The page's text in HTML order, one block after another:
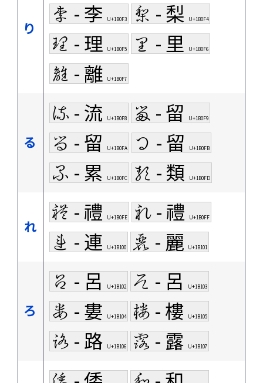
り
𛃳 - 李 U+1B0F3 𛃴 - 梨 U+1B0F4
𛃵 - 理 U+1B0F5 𛃶 - 里 U+1B0F6
𛃷 - 離 U+1B0F7
る
𛃸 - 流 U+1B0F8 𛃹 - 留 U+1B0F9
𛃺 - 留 U+1B0FA 𛃻 - 留 U+1B0FB
𛃼 - 累 U+1B0FC 𛃽 - 類 U+1B0FD
れ
𛃾 - 禮 U+1B0FE 𛃿 - 禮 U+1B0FF
𛄀 - 連 U+1B100 𛄁 - 麗 U+1B101
ろ
𛄂 - 呂 U+1B102 𛄃 - 呂 U+1B103
𛄄 - 婁 U+1B104 𛄅 - 樓 U+1B105
𛄆 - 路 U+1B106 𛄇 - 露 U+1B107